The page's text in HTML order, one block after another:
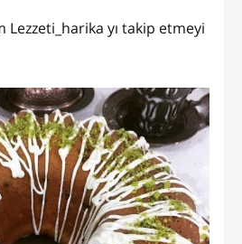
yı takip etmeyi